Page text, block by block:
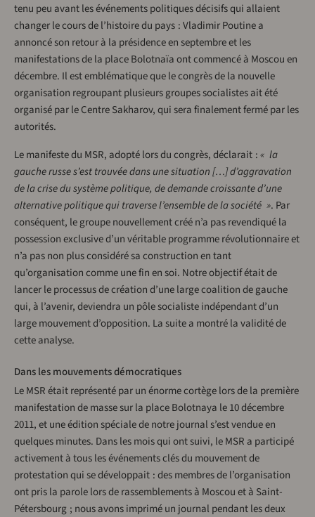
tenu peu avant les événements politiques décisifs qui allaient
changer le cours de l’histoire du pays : Vladimir Poutine a
annoncé son retour à la présidence en septembre et les
manifestations de la place Bolotnaïa ont commencé à Moscou en
décembre. Il est emblématique que le congrès de la nouvelle
organisation regroupant plusieurs groupes socialistes ait été
organisé par le Centre Sakharov, qui sera finalement fermé par les
autorités.
Le manifeste du MSR, adopté lors du congrès, déclarait :« la
gauche russe s’est trouvée dans une situation […] d’aggravation
de la crise du système politique, de demande croissante d’une
alternative politique qui traverse l’ensemble de la société ». Par
conséquent, le groupe nouvellement créé n’a pas revendiqué la
possession exclusive d’un véritable programme révolutionnaire et
n’a pas non plus considéré sa construction en tant
qu’organisation comme une fin en soi. Notre objectif était de
lancer le processus de création d’une large coalition de gauche
qui, à l’avenir, deviendra un pôle socialiste indépendant d’un
large mouvement d’opposition. La suite a montré la validité de
cette analyse.
Dans les mouvements démocratiques
Le MSR était représenté par un énorme cortège lors de la première
manifestation de masse sur la place Bolotnaya le 10 décembre
2011, et une édition spéciale de notre journal s’est vendue en
quelques minutes. Dans les mois qui ont suivi, le MSR a participé
activement à tous les événements clés du mouvement de
protestation qui se développait : des membres de l’organisation
ont pris la parole lors de rassemblements à Moscou et à Saint-
Pétersbourg ; nous avons imprimé un journal pendant les deux